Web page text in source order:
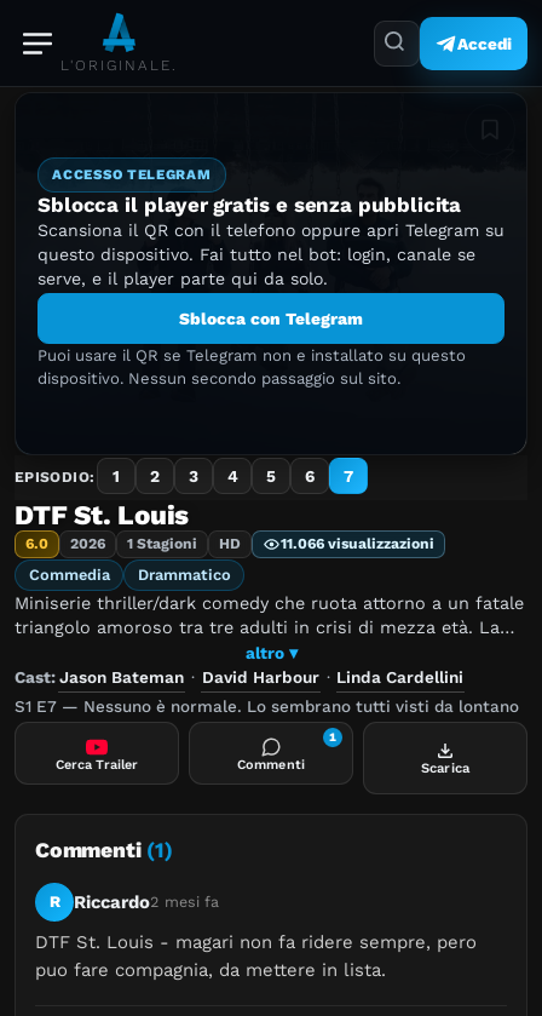
L'ORIGINALE.
Accedi
ACCESSO TELEGRAM
Sblocca il player gratis e senza pubblicita
Scansiona il QR con il telefono oppure apri Telegram su
questo dispositivo. Fai tutto nel bot: login, canale se
serve, e il player parte qui da solo.
Sblocca con Telegram
Puoi usare il QR se Telegram non e installato su questo
dispositivo. Nessun secondo passaggio sul sito.
EPISODIO: 1 2 3 4 5 6 7
DTF St. Louis
6.0 2026 1 Stagioni HD 11.066 visualizzazioni
Commedia Drammatico
Miniserie thriller/dark comedy che ruota attorno a un fatale
triangolo amoroso tra tre adulti in crisi di mezza età. La
trama segue Clark (Jason Bateman) e Floyd (David
Harbour), due padri annoiati che iniziano a usare una
misteriosa app di incontri, innescando eventi tragici che
portano alla morte di uno dei protagonisti e all'avvio di
un'indagine.
altro ▾
Cast:Jason Bateman · David Harbour · Linda Cardellini
S1 E7 — Nessuno è normale. Lo sembrano tutti visti da lontano
Cerca Trailer Commenti
1
Scarica
Commenti (1)
R Riccardo2 mesi fa
DTF St. Louis - magari non fa ridere sempre, pero
puo fare compagnia, da mettere in lista.